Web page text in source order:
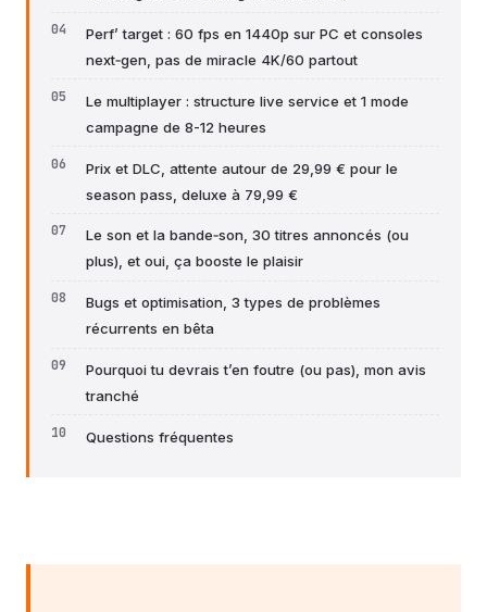
Perf’ target : 60 fps en 1440p sur PC et consoles
next‑gen, pas de miracle 4K/60 partout
Le multiplayer : structure live service et 1 mode
campagne de 8-12 heures
Prix et DLC, attente autour de 29,99 € pour le
season pass, deluxe à 79,99 €
Le son et la bande‑son, 30 titres annoncés (ou
plus), et oui, ça booste le plaisir
Bugs et optimisation, 3 types de problèmes
récurrents en bêta
Pourquoi tu devrais t’en foutre (ou pas), mon avis
tranché
Questions fréquentes